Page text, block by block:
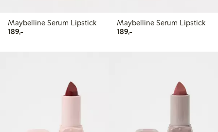
Maybelline Serum Lipstick
189,-189,00 kr
Maybelline Serum Lipstick
189,-189,00 kr